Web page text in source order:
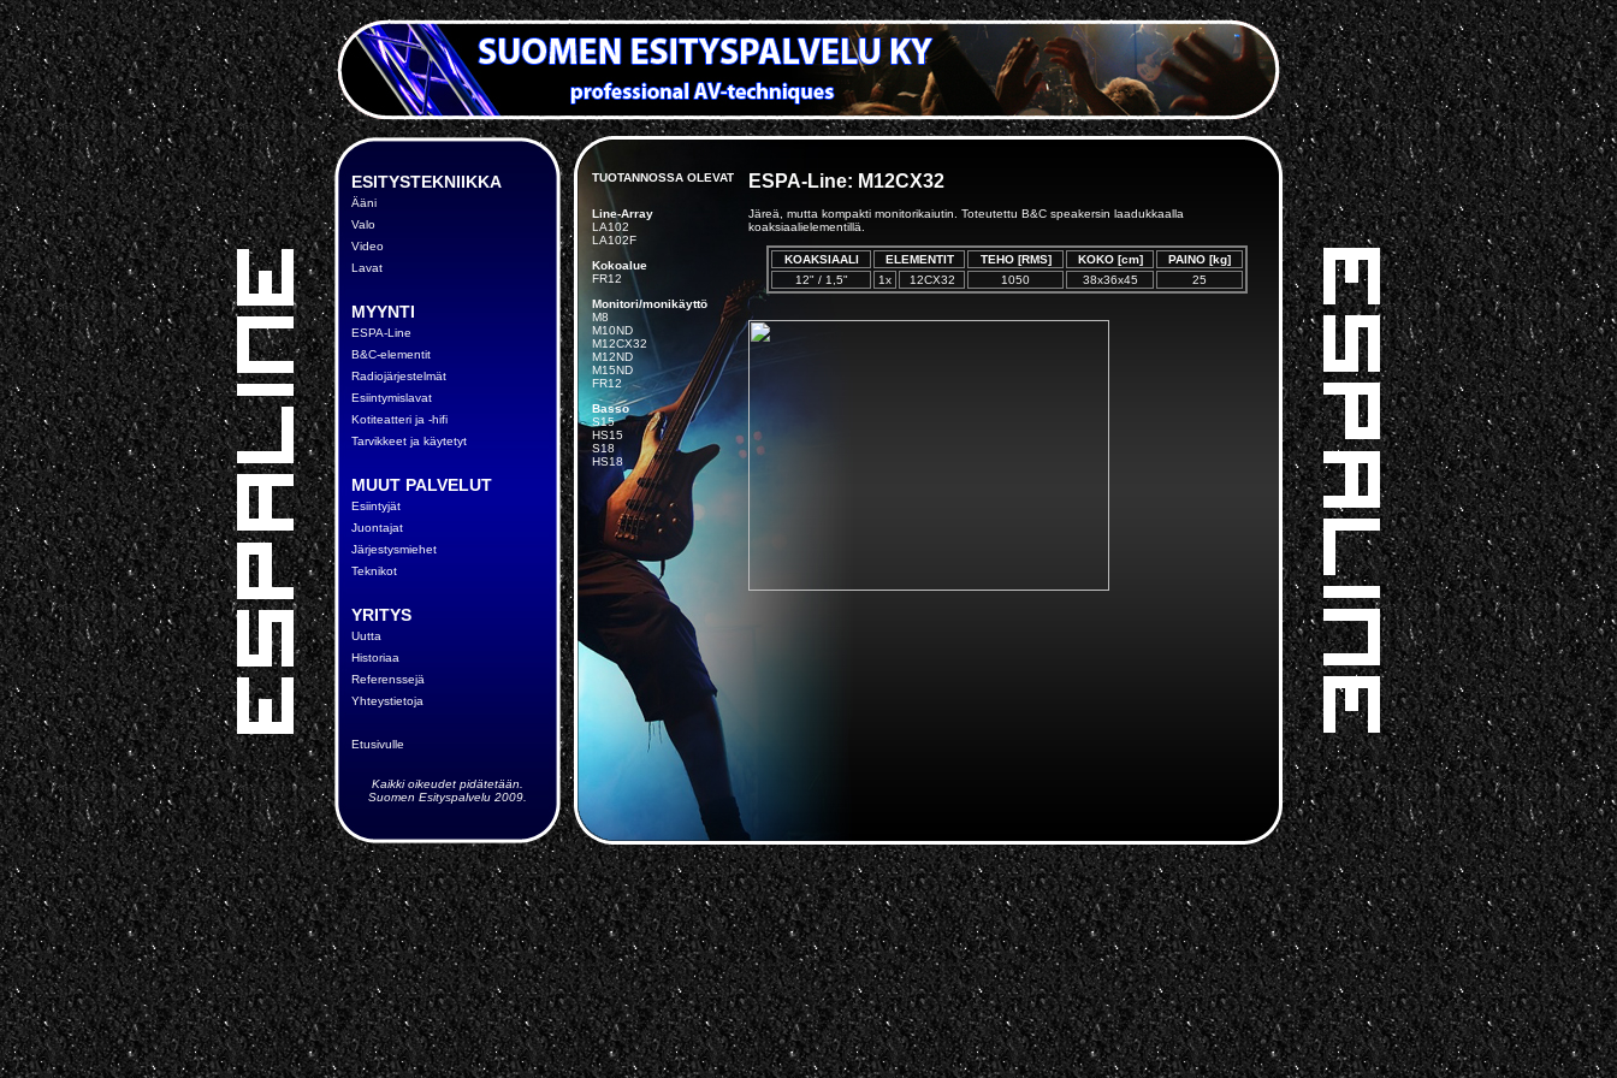
ESITYSTEKNIIKKA
Ääni
Valo
Video
Lavat
MYYNTI
ESPA-Line
B&C-elementit
Radiojärjestelmät
Esiintymislavat
Kotiteatteri ja -hifi
Tarvikkeet ja käytetyt
MUUT PALVELUT
Esiintyjät
Juontajat
Järjestysmiehet
Teknikot
YRITYS
Uutta
Historiaa
Referenssejä
Yhteystietoja
Etusivulle
Kaikki oikeudet pidätetään.
Suomen Esityspalvelu 2009.
TUOTANNOSSA OLEVAT ESPA-Line: M12CX32
Line-Array
LA102
LA102F
Kokoalue
FR12
Monitori/monikäyttö
M8
M10ND
M12CX32
M12ND
M15ND
FR12
Basso
S15
HS15
S18
HS18
Järeä, mutta kompakti monitorikaiutin. Toteutettu B&C speakersin laadukkaalla
koaksiaalielementillä.
KOAKSIAALI ELEMENTIT TEHO [RMS] KOKO [cm]
PAINO [kg]
12" / 1,5"
1x 12CX32 1050 38x36x45 25